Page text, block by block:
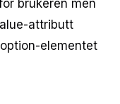
brukeren men
attributt
elementet